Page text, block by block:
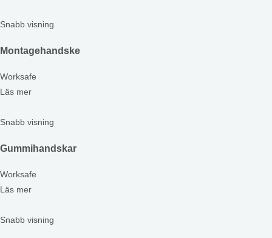
Snabb visning
Montagehandske
Worksafe
Läs mer
Snabb visning
Gummihandskar
Worksafe
Läs mer
Snabb visning